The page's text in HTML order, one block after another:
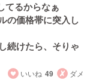
てるからなぁ
の価格帯に突入し
続けたら、そりゃ
いいね 49 ダメ